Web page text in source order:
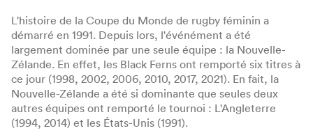
L'histoire de la Coupe du Monde de rugby féminin a
démarré en 1991. Depuis lors, l'événément a été
largement dominée par une seule équipe : la Nouvelle-
Zélande. En effet, les Black Ferns ont remporté six titres à
ce jour (1998, 2002, 2006, 2010, 2017, 2021). En fait, la
Nouvelle-Zélande a été si dominante que seules deux
autres équipes ont remporté le tournoi : L'Angleterre
(1994, 2014) et les États-Unis (1991).